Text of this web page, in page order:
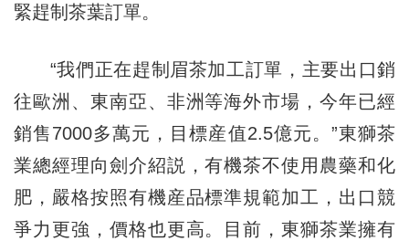
緊趕制茶葉訂單。
“我們正在趕制眉茶加工訂單，主要出口銷
往歐洲、東南亞、非洲等海外市場，今年已經
銷售7000多萬元，目標産值2.5億元。”東獅茶
業總經理向劍介紹説，有機茶不使用農藥和化
肥，嚴格按照有機産品標準規範加工，出口競
爭力更強，價格也更高。目前，東獅茶業擁有